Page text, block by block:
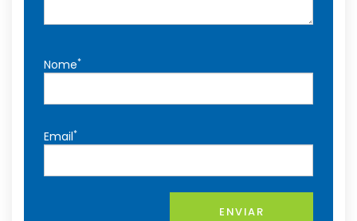
Nome*
Email*
ENVIAR